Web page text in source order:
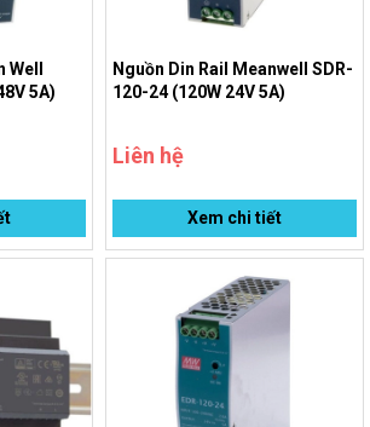
5A)
Nguồn Din Rail Meanwell SDR-
120-24 (120W 24V 5A)
Liên hệ
Xem chi tiết